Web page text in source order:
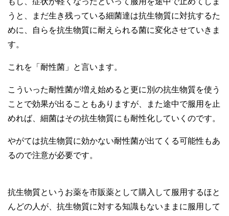
うと、まだ生き残っている細菌達は抗生物質に対抗するた
めに、自らを抗生物質に耐えられる菌に変化させていきま
す。
これを「耐性菌」と言います。
こういった耐性菌が増え始めると更に別の抗生物質を使う
ことで効果が出ることもありますが、また途中で服用を止
めれば、細菌はその抗生物質にも耐性化していくのです。
やがては抗生物質に効かない耐性菌が出てくる可能性もあ
るので注意が必要です。
抗生物質というお薬を市販薬として購入して服用するほと
んどの人が、抗生物質に対する知識もないままに服用して